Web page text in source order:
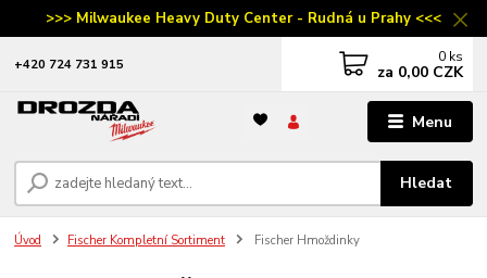
>>> Milwaukee Heavy Duty Center - Rudná u Prahy <<<
Menu
Hledat
‭+420 724 731 915 0 ks
za 0,00 CZK
Úvod Fischer Kompletní Sortiment Fischer Hmoždinky